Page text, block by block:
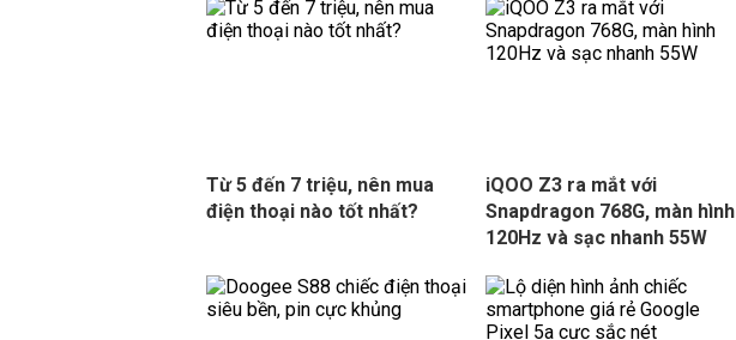
Từ 5 đến 7 triệu, nên mua
điện thoại nào tốt nhất?
iQOO Z3 ra mắt với
Snapdragon 768G, màn hình
120Hz và sạc nhanh 55W